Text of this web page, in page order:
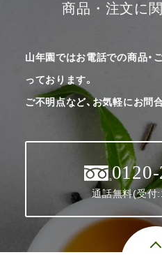
商品・注文に
山年園ではお電話での商品・
っております。
ご不明点など、お気軽にお問
通話無料(受付